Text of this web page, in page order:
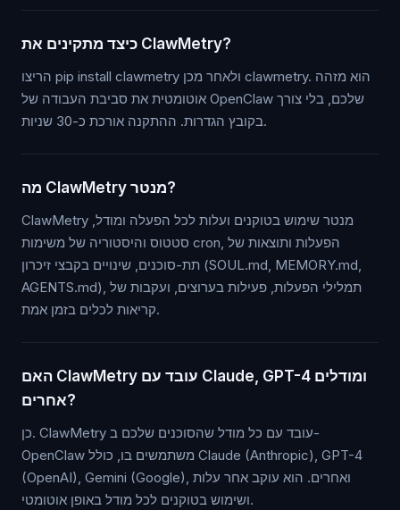
כיצד מתקינים את ClawMetry?
הריצו pip install clawmetry ולאחר מכן clawmetry. הוא מזהה
אוטומטית את סביבת העבודה של OpenClaw שלכם, בלי צורך
בקובץ הגדרות. ההתקנה אורכת כ-30 שניות.
מה ClawMetry מנטר?
ClawMetry מנטר שימוש בטוקנים ועלות לכל הפעלה ומודל,
סטטוס והיסטוריה של משימות cron, הפעלות ותוצאות של
תת-סוכנים, שינויים בקבצי זיכרון (SOUL.md, MEMORY.md,
AGENTS.md), תמלילי הפעלות, פעילות בערוצים, ועקבות של
קריאות לכלים בזמן אמת.
האם ClawMetry עובד עם Claude, GPT-4 ומודלים
אחרים?
כן. ClawMetry עובד עם כל מודל שהסוכנים שלכם ב-
OpenClaw משתמשים בו, כולל Claude (Anthropic), GPT-4
(OpenAI), Gemini (Google), ואחרים. הוא עוקב אחר עלות
ושימוש בטוקנים לכל מודל באופן אוטומטי.